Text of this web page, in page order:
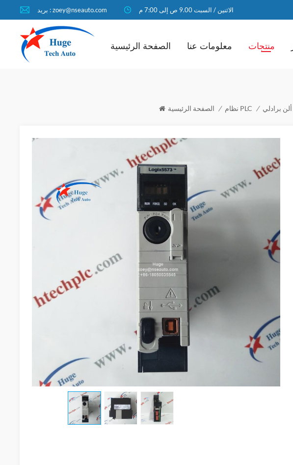
بريد : zoey@nseauto.com الاثنين / السبت 9.00 ص إلى 7:00 م
الصفحة الرئيسية معلومات عنا منتجات
الصفحة الرئيسية / نظام PLC / ألن برادلي